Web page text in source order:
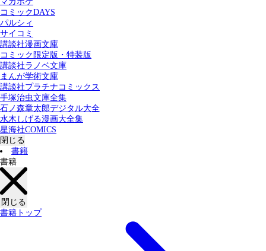
コミックDAYS
パルシィ
サイコミ
講談社漫画文庫
コミック限定版・特装版
講談社ラノベ文庫
まんが学術文庫
講談社プラチナコミックス
手塚治虫文庫全集
石ノ森章太郎デジタル大全
水木しげる漫画大全集
星海社COMICS
閉じる
書籍
書籍
閉じる
書籍トップ
カテゴリー：
すべての記事